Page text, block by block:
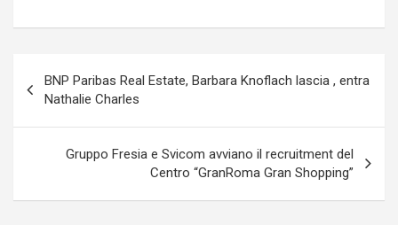
articoli
BNP Paribas Real Estate, Barbara Knoflach lascia , entra
Nathalie Charles
Gruppo Fresia e Svicom avviano il recruitment del
Centro “GranRoma Gran Shopping”